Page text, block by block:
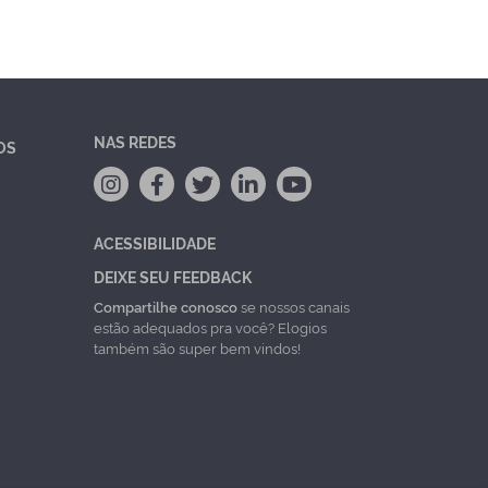
NAS REDES
ACESSIBILIDADE
DEIXE SEU FEEDBACK
Compartilhe conoscose nossos canais
estão adequados pra você? Elogios
também são super bem vindos!